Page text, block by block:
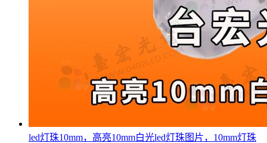
led灯珠10mm，高亮10mm白光led灯珠图片，10mm灯珠